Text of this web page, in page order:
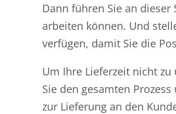
Dann führen Sie an
arbeiten können. Und
verfügen, damit Sie die
Um Ihre Lieferzeit nicht
Sie den gesamten
zur Lieferung an den